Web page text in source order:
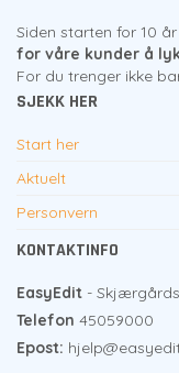
Siden starten for 10
for våre kunder å
For du trenger ikke
SJEKK HER
Start her
Aktuelt
Personvern
KONTAKTINFO
EasyEdit -
Telefon 45059000
Epost: